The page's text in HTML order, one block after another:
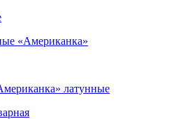
«Американка»
латунные